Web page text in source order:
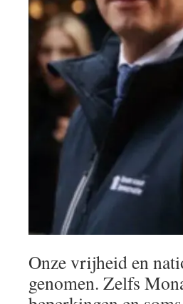
Onze vrijheid en
genomen. Zelfs